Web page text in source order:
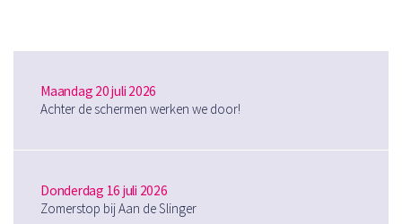
Maandag 20 juli 2026
Achter de schermen werken we door!
Donderdag 16 juli 2026
Zomerstop bij Aan de Slinger